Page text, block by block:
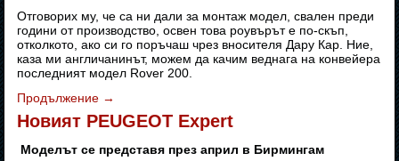
Отговорих му, че са ни дали за монтаж модел, свален преди
години от производство, освен това роувърът е по-скъп,
отколкото, ако си го поръчаш чрез вносителя Дару Кар. Ние,
каза ми англичанинът, можем да качим веднага на конвейера
последният модел Rover 200.
Продължение →
Новият PEUGEOT Expert
Моделът се представя през април в Бирмингам